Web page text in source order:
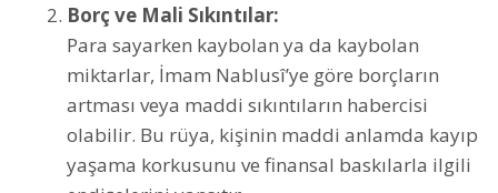
Borç ve Mali Sıkıntılar:
Para sayarken kaybolan ya da kaybolan
miktarlar, İmam Nablusî’ye göre borçların
artması veya maddi sıkıntıların habercisi
olabilir. Bu rüya, kişinin maddi anlamda kayıp
yaşama korkusunu ve finansal baskılarla ilgili